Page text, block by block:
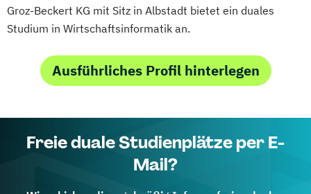
Groz-Beckert KG mit Sitz in Albstadt bietet ein duales
Studium in Wirtschaftsinformatik an.
Ausführliches Profil hinterlegen
Freie duale Studienplätze per E-
Mail?